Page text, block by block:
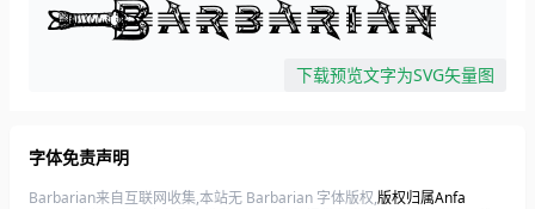
下载预览文字为SVG矢量图
字体免责声明
Barbarian来自互联网收集,本站无 Barbarian 字体版权,版权归属Anfa